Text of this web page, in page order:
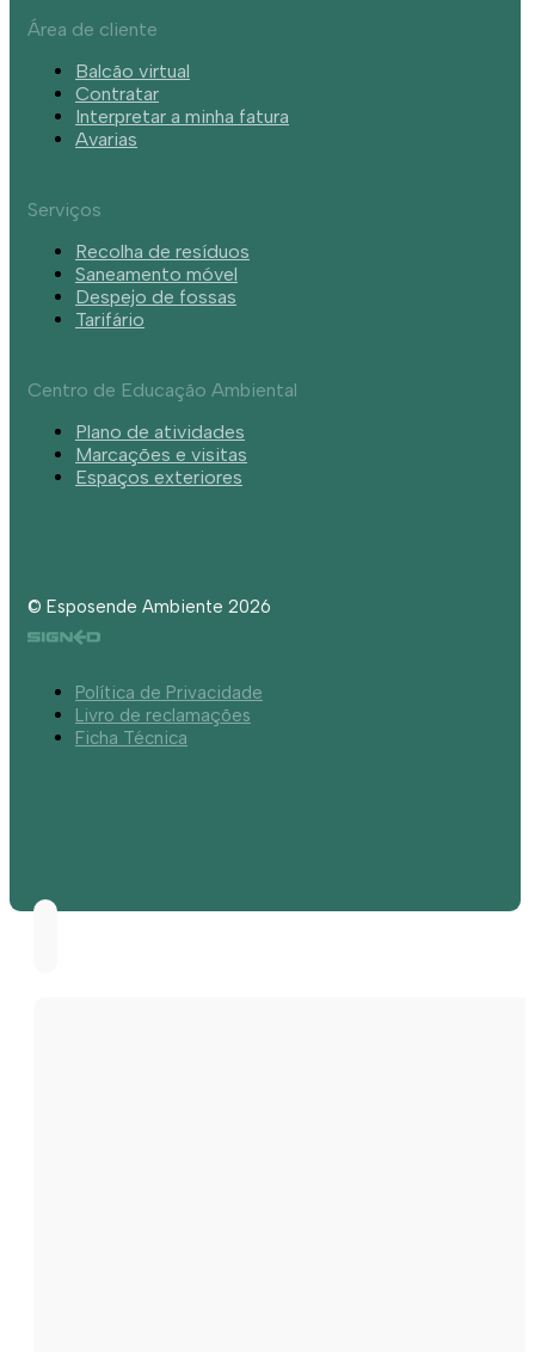
Área de cliente
Balcão virtual
Contratar
Interpretar a minha fatura
Avarias
Serviços
Recolha de resíduos
Saneamento móvel
Despejo de fossas
Tarifário
Centro de Educação Ambiental
Plano de atividades
Marcações e visitas
Espaços exteriores
© Esposende Ambiente 2026
Política de Privacidade
Livro de reclamações
Ficha Técnica